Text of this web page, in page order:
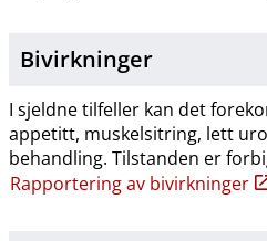
Bivirkninger
I sjeldne tilfeller kan det
appetitt, muskelsitring, lett
behandling. Tilstanden er
Rapportering av bivirkninger